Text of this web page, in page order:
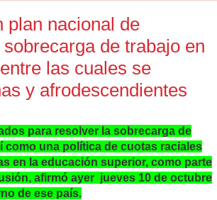
plan nacional de
de trabajo en
las cuales se
y afrodescendientes
para resolver la sobrecarga de
como una política de cuotas raciales
en la educación superior, como parte
afirmó ayer jueves 10 de octubre
de ese país.